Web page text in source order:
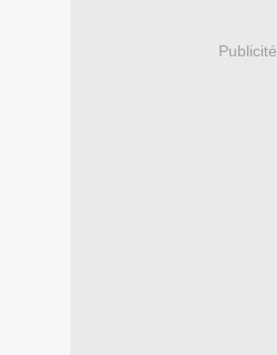
Publicité